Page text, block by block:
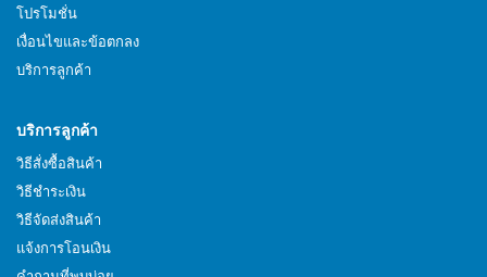
โปรโมชั่น
เงื่อนไขและข้อตกลง
บริการลูกค้า
บริการลูกค้า
วิธีสั่งซื้อสินค้า
วิธีชำระเงิน
วิธีจัดส่งสินค้า
แจ้งการโอนเงิน